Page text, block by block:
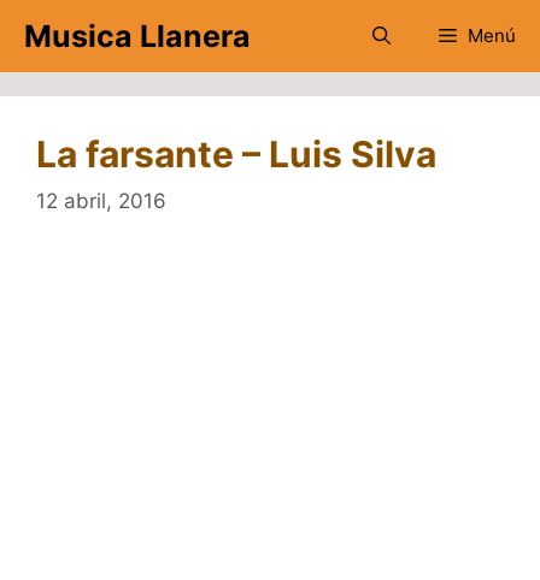
contenido
Musica Llanera Menú
La farsante – Luis Silva
12 abril, 2016